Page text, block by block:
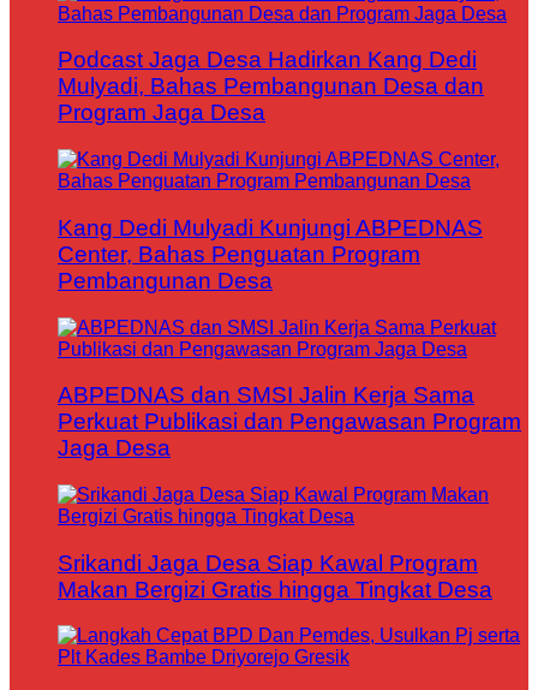
Podcast Jaga Desa Hadirkan Kang Dedi
Mulyadi, Bahas Pembangunan Desa dan
Program Jaga Desa
Kang Dedi Mulyadi Kunjungi ABPEDNAS
Center, Bahas Penguatan Program
Pembangunan Desa
ABPEDNAS dan SMSI Jalin Kerja Sama
Perkuat Publikasi dan Pengawasan Program
Jaga Desa
Srikandi Jaga Desa Siap Kawal Program
Makan Bergizi Gratis hingga Tingkat Desa